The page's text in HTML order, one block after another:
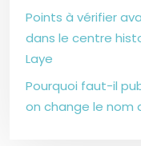
Points à vérifier
dans le centre
Laye
Pourquoi faut-il
on change le nom